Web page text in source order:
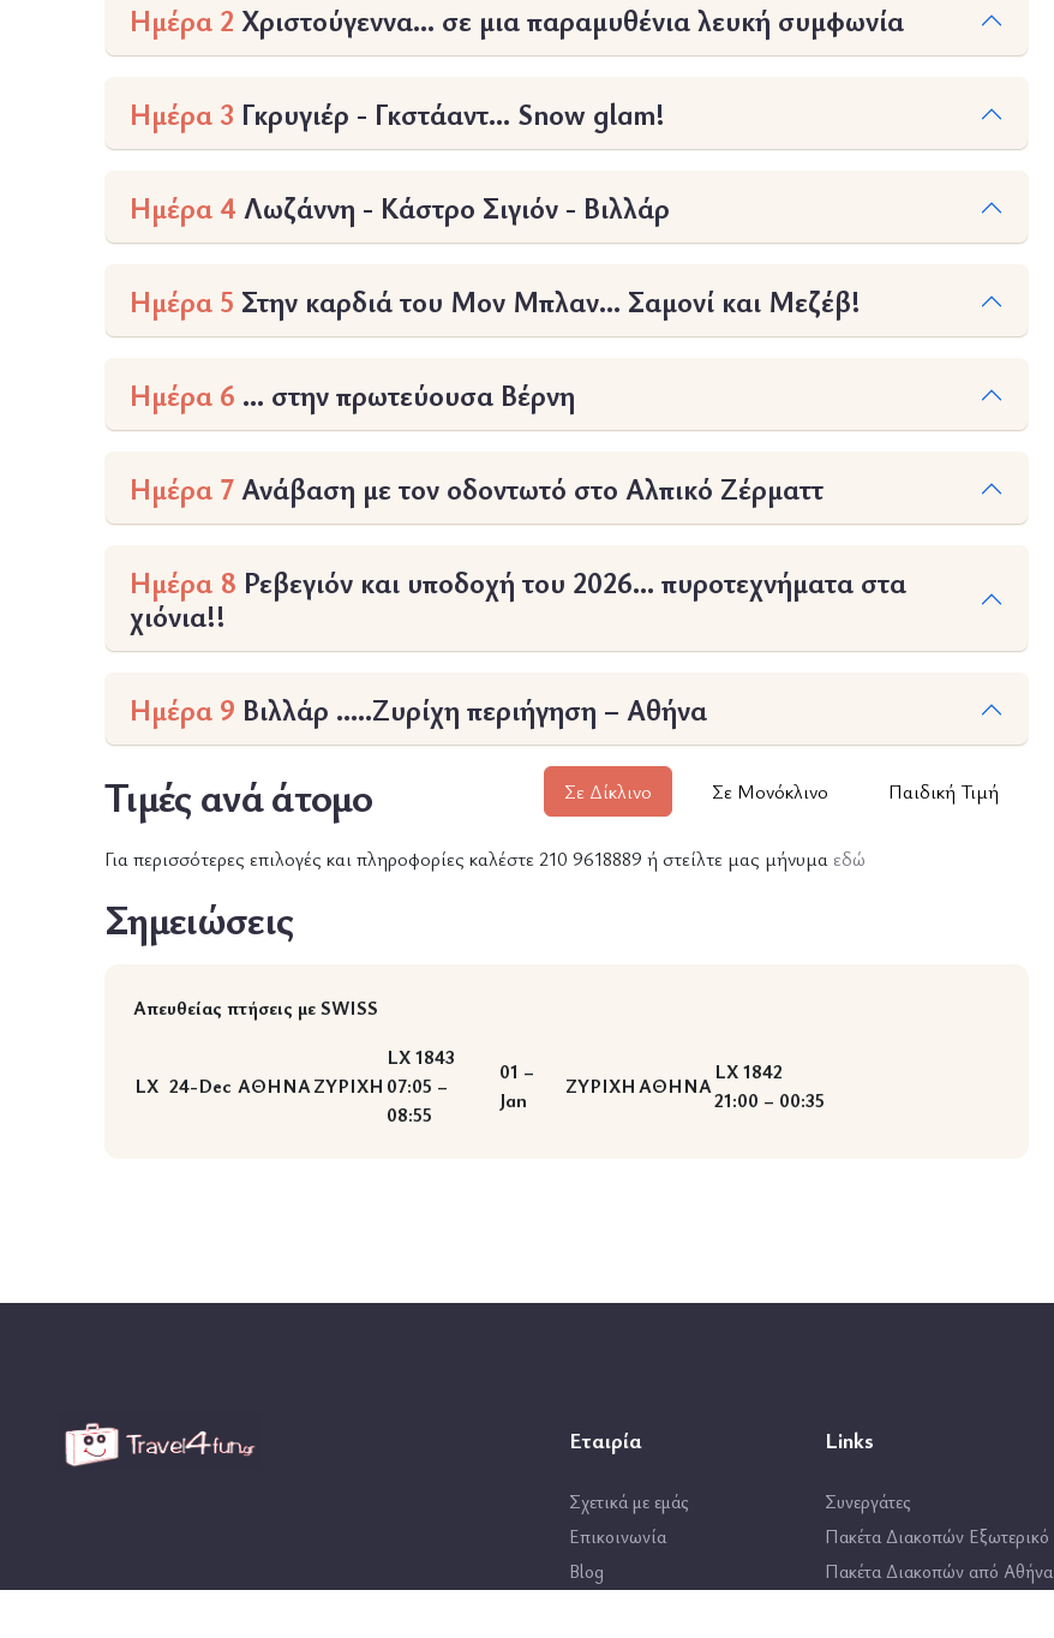
Ημέρα 2 Χριστούγεννα… σε μια παραμυθένια λευκή συμφωνία
Ημέρα 3 Γκρυγιέρ - Γκστάαντ… Snow glam!
Ημέρα 4 Λωζάννη - Κάστρο Σιγιόν - Βιλλάρ
Ημέρα 5 Στην καρδιά του Μον Μπλαν… Σαμονί και Μεζέβ!
Ημέρα 6 … στην πρωτεύουσα Βέρνη
Ημέρα 7Ανάβαση με τον οδοντωτό στο Αλπικό Ζέρματτ
Ημέρα 8 Ρεβεγιόν και υποδοχή του 2026… πυροτεχνήματα στα
χιόνια!!
Ημέρα 9 Βιλλάρ …..Ζυρίχη περιήγηση – Αθήνα
Τιμές ανά άτομο Σε Δίκλινο Σε Μονόκλινο Παιδική Τιμή
Για περισσότερες επιλογές και πληροφορίες καλέστε 210 9618889 ή στείλτε μας μήνυμα εδώ
Σημειώσεις
Απευθείας πτήσεις με SWISS
LX 24-Dec ΑΘΗΝΑΖΥΡΙΧΗ
LX 1843
07:05 –
08:55
01 –
Jan
ΖΥΡΙΧΗΑΘΗΝΑ
LX 1842
21:00 – 00:35
Εταιρία
Σχετικά με εμάς
Επικοινωνία
Blog
Links
Συνεργάτες
Πακέτα Διακοπών Εξωτερικό
Πακέτα Διακοπών από Αθήνα